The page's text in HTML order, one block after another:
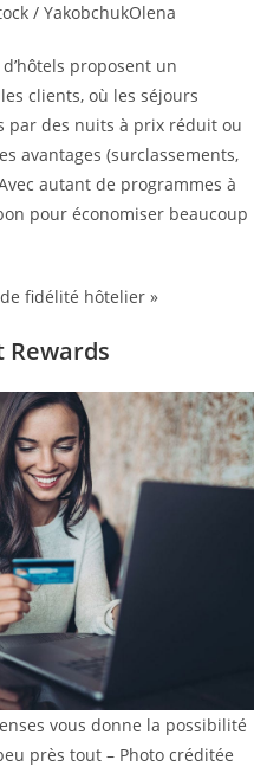
/ YakobchukOlena
proposent un
clients, où les séjours
par des nuits à prix réduit ou
avantages (surclassements,
autant de programmes à
pour économiser beaucoup
fidélité hôtelier »
Rewards
vous donne la possibilité
près tout – Photo créditée